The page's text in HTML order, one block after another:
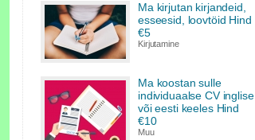
Ma kirjutan kirjandeid,
esseesid, loovtöid Hind
€5
Kirjutamine
Ma koostan sulle
individuaalse CV inglise
või eesti keeles Hind
€10
Muu